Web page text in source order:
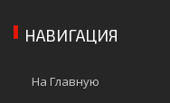
НАВИГАЦИЯ
На Главную